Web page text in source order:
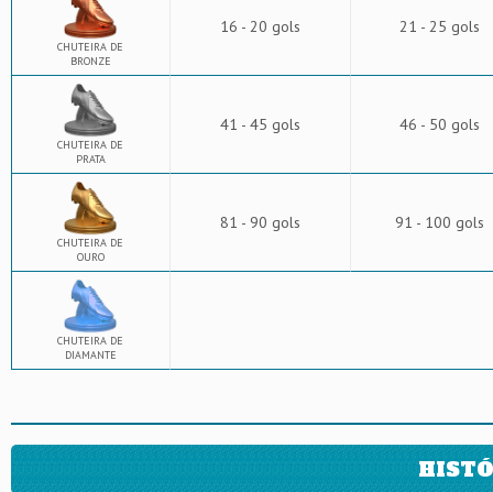
CHUTEIRA DE
BRONZE
16 - 20 gols 21 - 25 gols
CHUTEIRA DE
PRATA
41 - 45 gols 46 - 50 gols
CHUTEIRA DE
OURO
81 - 90 gols 91 - 100 gols
CHUTEIRA DE
DIAMANTE